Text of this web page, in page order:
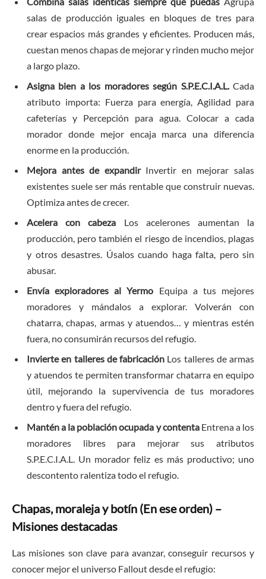
salas de producción iguales en bloques de tres para
crear espacios más grandes y eficientes. Producen más,
cuestan menos chapas de mejorar y rinden mucho mejor
a largo plazo.
Asigna bien a los moradores según S.P.E.C.I.A.L.Cada
atributo importa: Fuerza para energía, Agilidad para
cafeterías y Percepción para agua. Colocar a cada
morador donde mejor encaja marca una diferencia
enorme en la producción.
Mejora antes de expandirInvertir en mejorar salas
existentes suele ser más rentable que construir nuevas.
Optimiza antes de crecer.
Acelera con cabeza Los acelerones aumentan la
producción, pero también el riesgo de incendios, plagas
y otros desastres. Úsalos cuando haga falta, pero sin
abusar.
Envía exploradores al Yermo Equipa a tus mejores
moradores y mándalos a explorar. Volverán con
chatarra, chapas, armas y atuendos… y mientras estén
fuera, no consumirán recursos del refugio.
Invierte en talleres de fabricación Los talleres de armas
y atuendos te permiten transformar chatarra en equipo
útil, mejorando la supervivencia de tus moradores
dentro y fuera del refugio.
Mantén a la población ocupada y contentaEntrena a los
moradores libres para mejorar sus atributos
S.P.E.C.I.A.L. Un morador feliz es más productivo; uno
descontento ralentiza todo el refugio.
Chapas, moraleja y botín (En ese orden) –
Misiones destacadas
Las misiones son clave para avanzar, conseguir recursos y
conocer mejor el universo Fallout desde el refugio: